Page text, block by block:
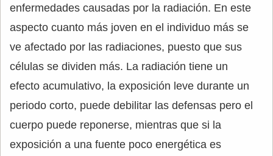
enfermedades causadas por la radiación. En este
aspecto cuanto más joven en el individuo más se
ve afectado por las radiaciones, puesto que sus
células se dividen más. La radiación tiene un
efecto acumulativo, la exposición leve durante un
periodo corto, puede debilitar las defensas pero el
cuerpo puede reponerse, mientras que si la
exposición a una fuente poco energética es